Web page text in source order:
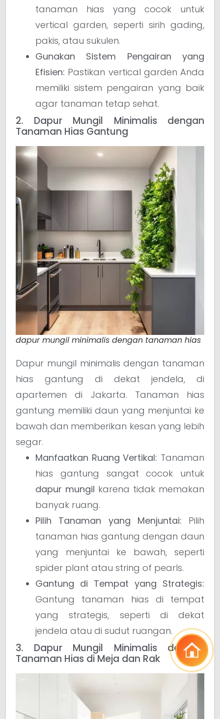
tanaman hias yang cocok untuk
vertical garden, seperti sirih gading,
pakis, atau sukulen.
Gunakan Sistem Pengairan yang
Efisien: Pastikan vertical garden Anda
memiliki sistem pengairan yang baik
agar tanaman tetap sehat.
2. Dapur Mungil Minimalis dengan
Tanaman Hias Gantung
dapur mungil minimalis dengan tanaman hias
Dapur mungil minimalis dengan tanaman
hias gantung di dekat jendela, di
apartemen di Jakarta. Tanaman hias
gantung memiliki daun yang menjuntai ke
bawah dan memberikan kesan yang lebih
segar.
Manfaatkan Ruang Vertikal: Tanaman
hias gantung sangat cocok untuk
dapur mungil karena tidak memakan
banyak ruang.
Pilih Tanaman yang Menjuntai: Pilih
tanaman hias gantung dengan daun
yang menjuntai ke bawah, seperti
spider plant atau string of pearls.
Gantung di Tempat yang Strategis:
Gantung tanaman hias di tempat
yang strategis, seperti di dekat
jendela atau di sudut ruangan.
3. Dapur Mungil Minimalis dengan
Tanaman Hias di Meja dan Rak